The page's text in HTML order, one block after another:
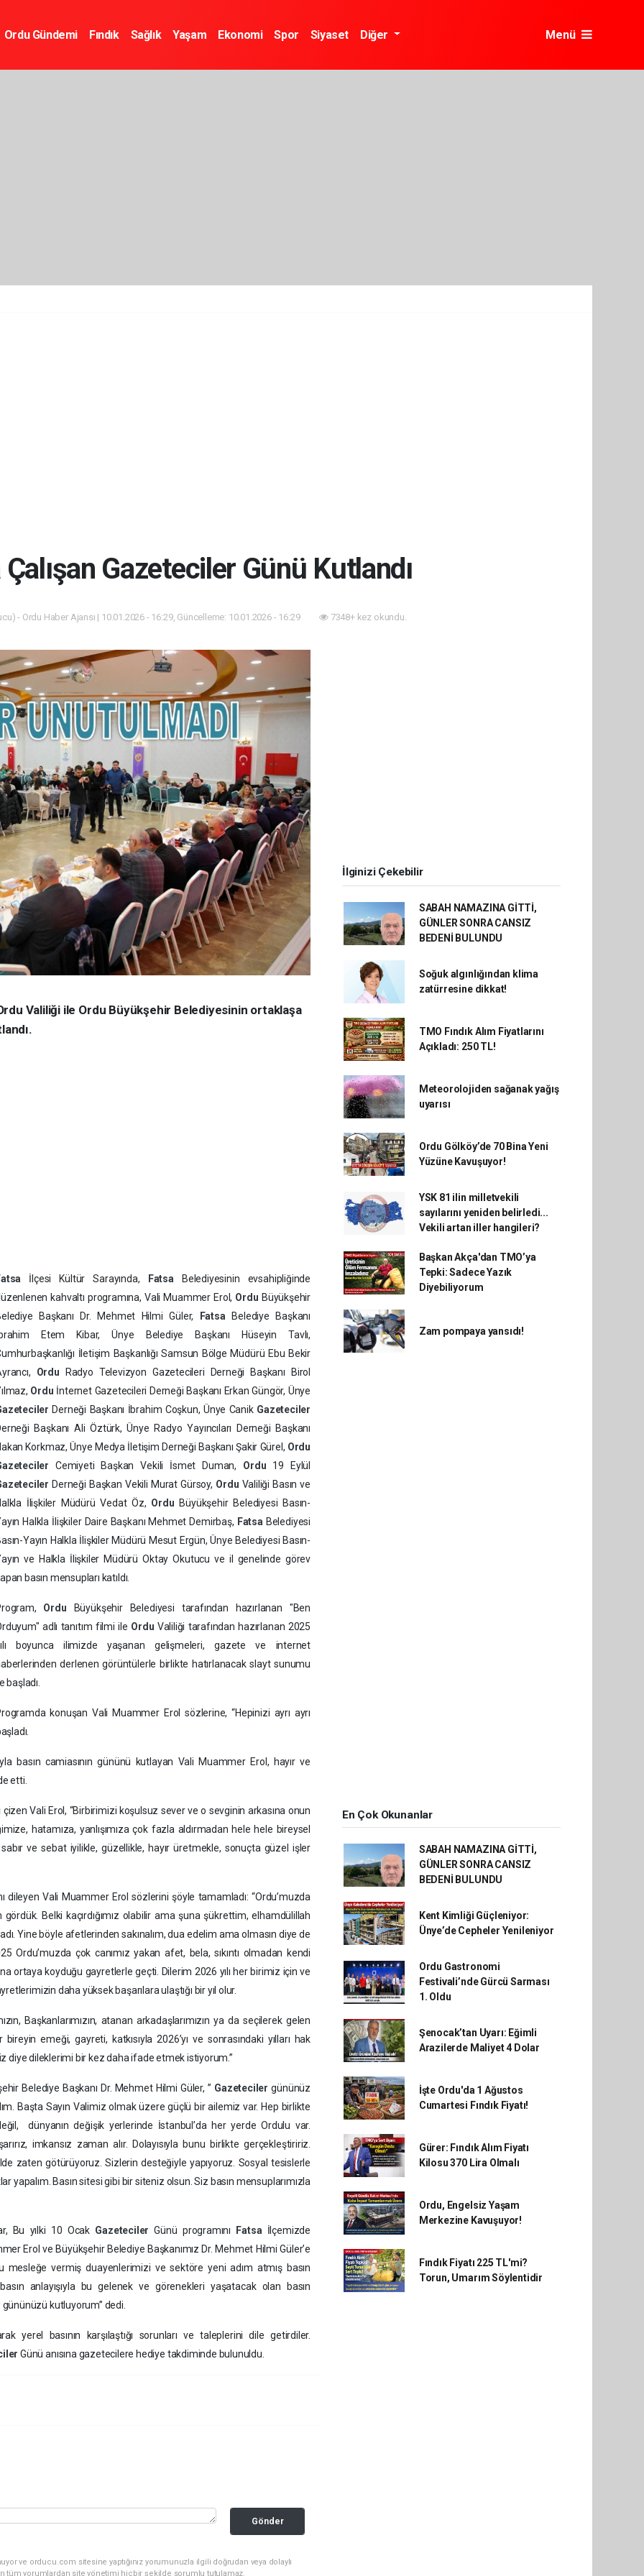
Ordu Gündemi Fındık Sağlık Yaşam Ekonomi Spor Siyaset Diğer Menü
Gazeteciler Günü Kutlandı
- Ordu Haber Ajansı | 10.01.2026 - 16:29, Güncelleme: 10.01.2026 - 16:29 7348+ kez okundu.
Valiliği ile Ordu Büyükşehir Belediyesinin ortaklaşa
İlçesi Kültür Sarayında, Fatsa
Belediyesinin evsahipliğinde
kahvaltı programına, Vali Muammer Erol, Ordu Büyükşehir
Başkanı Dr. Mehmet Hilmi Güler,
Fatsa
Belediye Başkanı
Etem Kibar, Ünye Belediye Başkanı Hüseyin Tavlı,
İletişim Başkanlığı Samsun Bölge Müdürü Ebu Bekir
Ordu
Radyo Televizyon Gazetecileri Derneği Başkanı Birol
Ordu İnternet Gazetecileri Derneği Başkanı Erkan Güngör, Ünye
Derneği Başkanı İbrahim Coşkun, Ünye Canik Gazeteciler
Başkanı Ali Öztürk, Ünye Radyo Yayıncıları Derneği Başkanı
Korkmaz, Ünye Medya İletişim Derneği Başkanı Şakir Gürel, Ordu
Cemiyeti Başkan Vekili İsmet Duman, Ordu 19 Eylül
Derneği Başkan Vekili Murat Gürsoy, Ordu Valiliği Basın ve
İlişkiler Müdürü Vedat Öz, Ordu Büyükşehir Belediyesi Basın-
Halkla İlişkiler Daire Başkanı Mehmet Demirbaş, Fatsa Belediyesi
Yayın Halkla İlişkiler Müdürü Mesut Ergün, Ünye Belediyesi Basın-
ve Halkla İlişkiler Müdürü Oktay Okutucu ve il genelinde görev
basın mensupları katıldı.
Ordu
Büyükşehir Belediyesi tarafından hazırlanan "Ben
adlı tanıtım filmi ile Ordu Valiliği tarafından hazırlanan 2025
boyunca ilimizde yaşanan gelişmeleri, gazete ve internet
derlenen görüntülerle birlikte hatırlanacak slayt sunumu
başladı.
konuşan Vali Muammer Erol sözlerine, “Hepinizi ayrı ayrı
basın camiasının gününü kutlayan Vali Muammer Erol, hayır ve
etti.
çizen Vali Erol, “Birbirimizi koşulsuz sever ve o sevginin arkasına onun
hatamıza, yanlışımıza çok fazla aldırmadan hele hele bireysel
ve sebat iyilikle, güzellikle, hayır üretmekle, sonuçta güzel işler
dileyen Vali Muammer Erol sözlerini şöyle tamamladı: “Ordu’muzda
Belki kaçırdığımız olabilir ama şuna şükrettim, elhamdülillah
Yine böyle afetlerinden sakınalım, dua edelim ama olmasın diye de
Ordu’muzda çok canımız yakan afet, bela, sıkıntı olmadan kendi
ortaya koyduğu gayretlerle geçti. Dilerim 2026 yılı her birimiz için ve
daha yüksek başarılara ulaştığı bir yıl olur.
Başkanlarımızın, atanan arkadaşlarımızın ya da seçilerek gelen
emeği, gayreti, katkısıyla 2026’yı ve sonrasındaki yılları hak
dileklerimi bir kez daha ifade etmek istiyorum.”
Belediye Başkanı Dr. Mehmet Hilmi Güler, ” Gazetecilergününüz
Başta Sayın Valimiz olmak üzere güçlü bir ailemiz var. Hep birlikte
dünyanın değişik yerlerinde İstanbul’da her yerde Ordulu var.
imkansız zaman alır. Dolayısıyla bunu birlikte gerçekleştiririz.
zaten götürüyoruz. Sizlerin desteğiyle yapıyoruz. Sosyal tesislerle
yapalım. Basın sitesi gibi bir siteniz olsun. Siz basın mensuplarımızla
Bu yılki 10 Ocak GazetecilerGünü programını Fatsa İlçemizde
Erol ve Büyükşehir Belediye Başkanımız Dr. Mehmet Hilmi Güler’e
mesleğe vermiş duayenlerimizi ve sektöre yeni adım atmış basın
anlayışıyla bu gelenek ve görenekleri yaşatacak olan basın
gününüzü kutluyorum” dedi.
yerel basının karşılaştığı sorunları ve taleplerini dile getirdiler.
Günü anısına gazetecilere hediye takdiminde bulunuldu.
Gönder
ve orducu.com sitesine yaptığınız yorumunuzla ilgili doğrudan veya dolaylı
tüm yorumlardan site yönetimi hiçbir şekilde sorumlu tutulamaz.
İlginizi Çekebilir
SABAH NAMAZINA GİTTİ,
GÜNLER SONRA CANSIZ
BEDENİ BULUNDU
Soğuk algınlığından klima
zatürresine dikkat!
TMO Fındık Alım Fiyatlarını
Açıkladı: 250 TL!
Meteorolojiden sağanak yağış
uyarısı
Ordu Gölköy’de 70 Bina Yeni
Yüzüne Kavuşuyor!
YSK 81 ilin milletvekili
sayılarını yeniden belirledi...
Vekili artan iller hangileri?
Başkan Akça'dan TMO’ya
Tepki: Sadece Yazık
Diyebiliyorum
Zam pompaya yansıdı!
En Çok Okunanlar
SABAH NAMAZINA GİTTİ,
GÜNLER SONRA CANSIZ
BEDENİ BULUNDU
Kent Kimliği Güçleniyor:
Ünye’de Cepheler Yenileniyor
Ordu Gastronomi
Festivali’nde Gürcü Sarması
1. Oldu
Şenocak’tan Uyarı: Eğimli
Arazilerde Maliyet 4 Dolar
İşte Ordu'da 1 Ağustos
Cumartesi Fındık Fiyatı!
Gürer: Fındık Alım Fiyatı
Kilosu 370 Lira Olmalı
Ordu, Engelsiz Yaşam
Merkezine Kavuşuyor!
Fındık Fiyatı 225 TL'mi?
Torun, Umarım Söylentidir